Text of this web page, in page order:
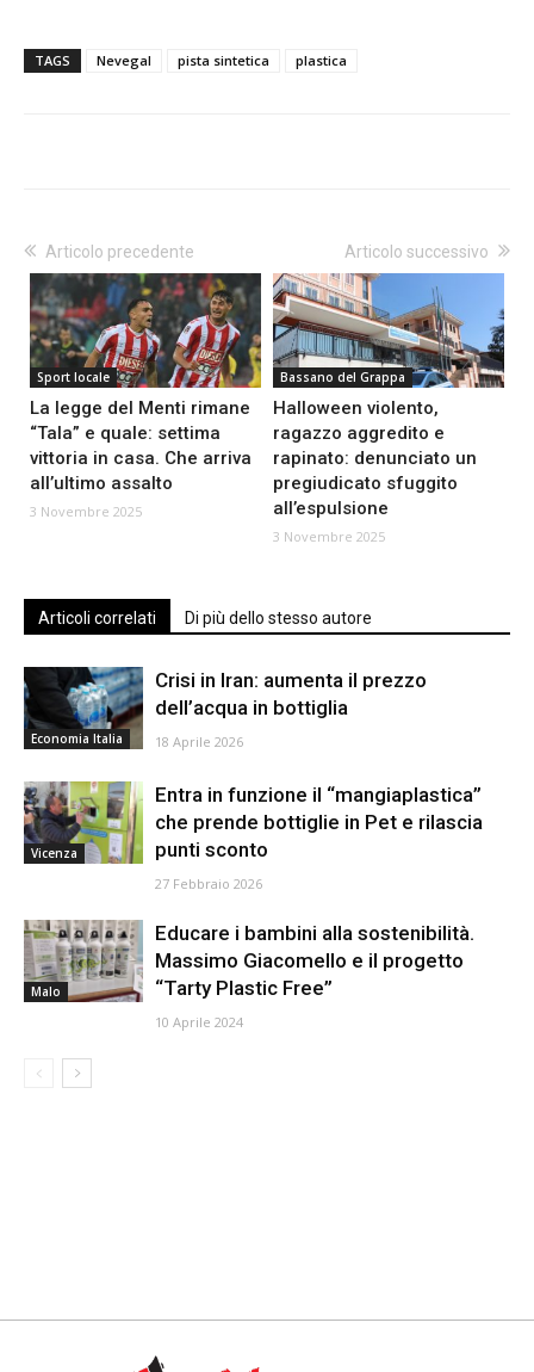
TAGS Nevegal pista sintetica plastica
Articolo precedente
Sport locale
La legge del Menti rimane
“Tala” e quale: settima
vittoria in casa. Che arriva
all’ultimo assalto
3 Novembre 2025
Articolo successivo
Bassano del Grappa
Halloween violento,
ragazzo aggredito e
rapinato: denunciato un
pregiudicato sfuggito
all’espulsione
3 Novembre 2025
Articoli correlati Di più dello stesso autore
Economia Italia
Crisi in Iran: aumenta il prezzo
dell’acqua in bottiglia
18 Aprile 2026
Vicenza
Entra in funzione il “mangiaplastica”
che prende bottiglie in Pet e rilascia
punti sconto
27 Febbraio 2026
Malo
Educare i bambini alla sostenibilità.
Massimo Giacomello e il progetto
“Tarty Plastic Free”
10 Aprile 2024